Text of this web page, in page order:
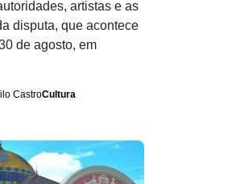
artistas e as
disputa, que acontece
de agosto, em
CastroCultura